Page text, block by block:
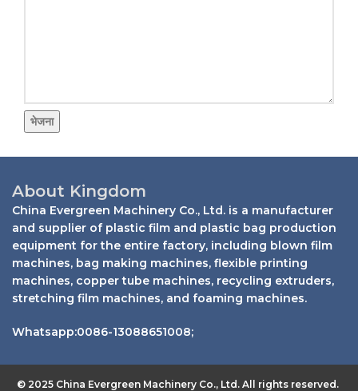
भेजना
About Kingdom
China Evergreen Machinery Co., Ltd. is a manufacturer
and supplier of plastic film and plastic bag production
equipment for the entire factory, including blown film
machines, bag making machines, flexible printing
machines, copper tube machines, recycling extruders,
stretching film machines, and foaming machines.
Whatsapp:0086-13088651008;
© 2025 China Evergreen Machinery Co., Ltd. All rights reserved.